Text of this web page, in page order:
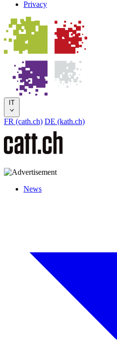
Privacy
IT
FR (cath.ch) DE (kath.ch)
News